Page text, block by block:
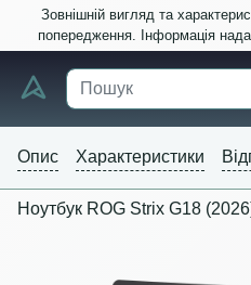
Зовнішній вигляд та
попередження. Інформація
Опис Характеристики
Ноутбук ROG Strix G18